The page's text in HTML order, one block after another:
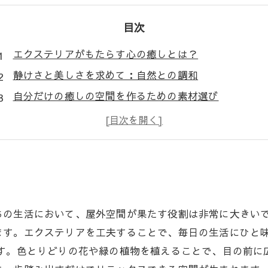
目次
エクステリアがもたらす心の癒しとは？
静けさと美しさを求めて：自然との調和
自分だけの癒しの空間を作るための素材選び
ガーデニングとウッドデッキのアイデア集
アウトドアファニチャーで過ごす至福のひととき
生活において、屋外空間が果たす役割は非常に大きい
。エクステリアを工夫することで、毎日の生活にひと
色とりどりの花や緑の植物を植えることで、目の前